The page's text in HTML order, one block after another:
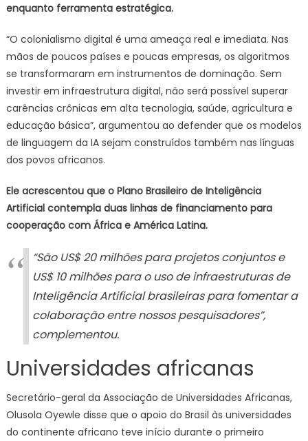
enquanto ferramenta estratégica.
“O colonialismo digital é uma ameaça real e imediata. Nas
mãos de poucos países e poucas empresas, os algoritmos
se transformaram em instrumentos de dominação. Sem
investir em infraestrutura digital, não será possível superar
carências crônicas em alta tecnologia, saúde, agricultura e
educação básica”, argumentou ao defender que os modelos
de linguagem da IA sejam construídos também nas línguas
dos povos africanos.
Ele acrescentou que o Plano Brasileiro de Inteligência
Artificial contempla duas linhas de financiamento para
cooperação com África e América Latina.
“São US$ 20 milhões para projetos conjuntos e
US$ 10 milhões para o uso de infraestruturas de
Inteligência Artificial brasileiras para fomentar a
colaboração entre nossos pesquisadores”,
complementou.
Universidades africanas
Secretário-geral da Associação de Universidades Africanas,
Olusola Oyewle disse que o apoio do Brasil às universidades
do continente africano teve início durante o primeiro